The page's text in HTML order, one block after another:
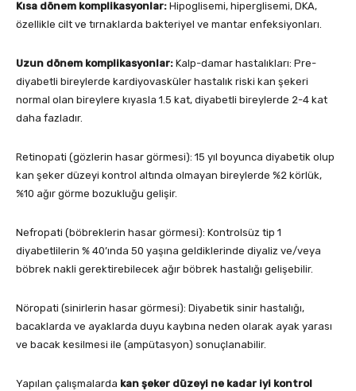
Kısa dönem komplikasyonlar: Hipoglisemi, hiperglisemi, DKA,
özellikle cilt ve tırnaklarda bakteriyel ve mantar enfeksiyonları.
Uzun dönem komplikasyonlar: Kalp-damar hastalıkları: Pre-
diyabetli bireylerde kardiyovasküler hastalık riski kan şekeri
normal olan bireylere kıyasla 1.5 kat, diyabetli bireylerde 2-4 kat
daha fazladır.
Retinopati (gözlerin hasar görmesi): 15 yıl boyunca diyabetik olup
kan şeker düzeyi kontrol altında olmayan bireylerde %2 körlük,
%10 ağır görme bozukluğu gelişir.
Nefropati (böbreklerin hasar görmesi): Kontrolsüz tip 1
diyabetlilerin % 40’ında 50 yaşına geldiklerinde diyaliz ve/veya
böbrek nakli gerektirebilecek ağır böbrek hastalığı gelişebilir.
Nöropati (sinirlerin hasar görmesi): Diyabetik sinir hastalığı,
bacaklarda ve ayaklarda duyu kaybına neden olarak ayak yarası
ve bacak kesilmesi ile (ampütasyon) sonuçlanabilir.
Yapılan çalışmalarda kan şeker düzeyi ne kadar iyi kontrol